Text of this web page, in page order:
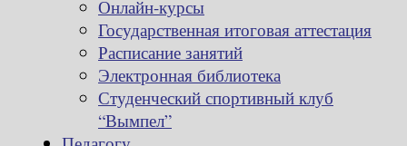
Онлайн-курсы
Государственная итоговая аттестация
Расписание занятий
Электронная библиотека
Студенческий спортивный клуб
“Вымпел”